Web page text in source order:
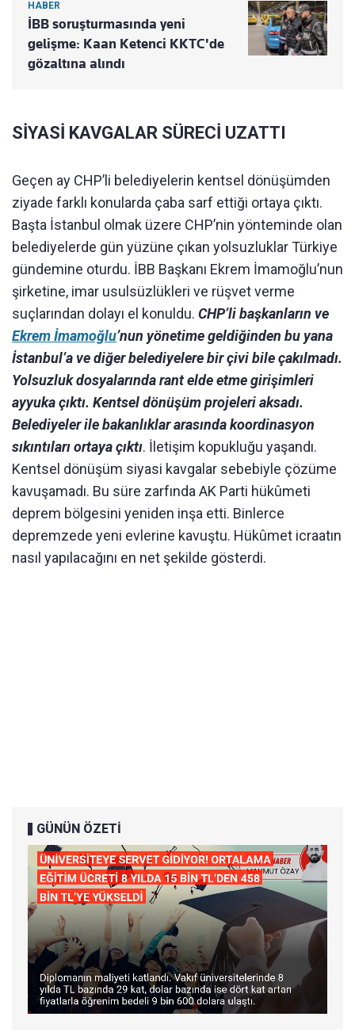
HABER
İBB soruşturmasında yeni
gelişme: Kaan Ketenci KKTC'de
gözaltına alındı
SİYASİ KAVGALAR SÜRECİ UZATTI
Geçen ay CHP’li belediyelerin kentsel dönüşümden
ziyade farklı konularda çaba sarf ettiği ortaya çıktı.
Başta İstanbul olmak üzere CHP’nin yönteminde olan
belediyelerde gün yüzüne çıkan yolsuzluklar Türkiye
gündemine oturdu. İBB Başkanı Ekrem İmamoğlu’nun
şirketine, imar usulsüzlükleri ve rüşvet verme
suçlarından dolayı el konuldu. CHP’li başkanların ve
Ekrem İmamoğlu’nun yönetime geldiğinden bu yana
İstanbul’a ve diğer belediyelere bir çivi bile çakılmadı.
Yolsuzluk dosyalarında rant elde etme girişimleri
ayyuka çıktı. Kentsel dönüşüm projeleri aksadı.
Belediyeler ile bakanlıklar arasında koordinasyon
sıkıntıları ortaya çıktı. İletişim kopukluğu yaşandı.
Kentsel dönüşüm siyasi kavgalar sebebiyle çözüme
kavuşamadı. Bu süre zarfında AK Parti hükûmeti
deprem bölgesini yeniden inşa etti. Binlerce
depremzede yeni evlerine kavuştu. Hükûmet icraatın
nasıl yapılacağını en net şekilde gösterdi.
GÜNÜN ÖZETİ